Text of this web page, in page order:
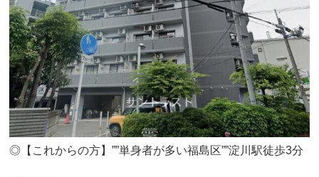
◎【これからの方】””単身者が多い福島区””淀川駅徒歩3分